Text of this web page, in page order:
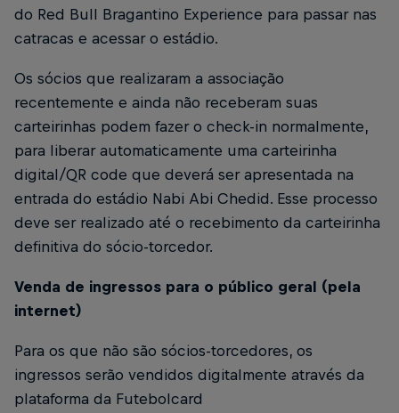
do Red Bull Bragantino Experience para passar nas
catracas e acessar o estádio.
Os sócios que realizaram a associação
recentemente e ainda não receberam suas
carteirinhas podem fazer o check-in normalmente,
para liberar automaticamente uma carteirinha
digital/QR code que deverá ser apresentada na
entrada do estádio Nabi Abi Chedid. Esse processo
deve ser realizado até o recebimento da carteirinha
definitiva do sócio-torcedor.
Venda de ingressos para o público geral (pela
internet)
Para os que não são sócios-torcedores, os
ingressos serão vendidos digitalmente através da
plataforma da Futebolcard